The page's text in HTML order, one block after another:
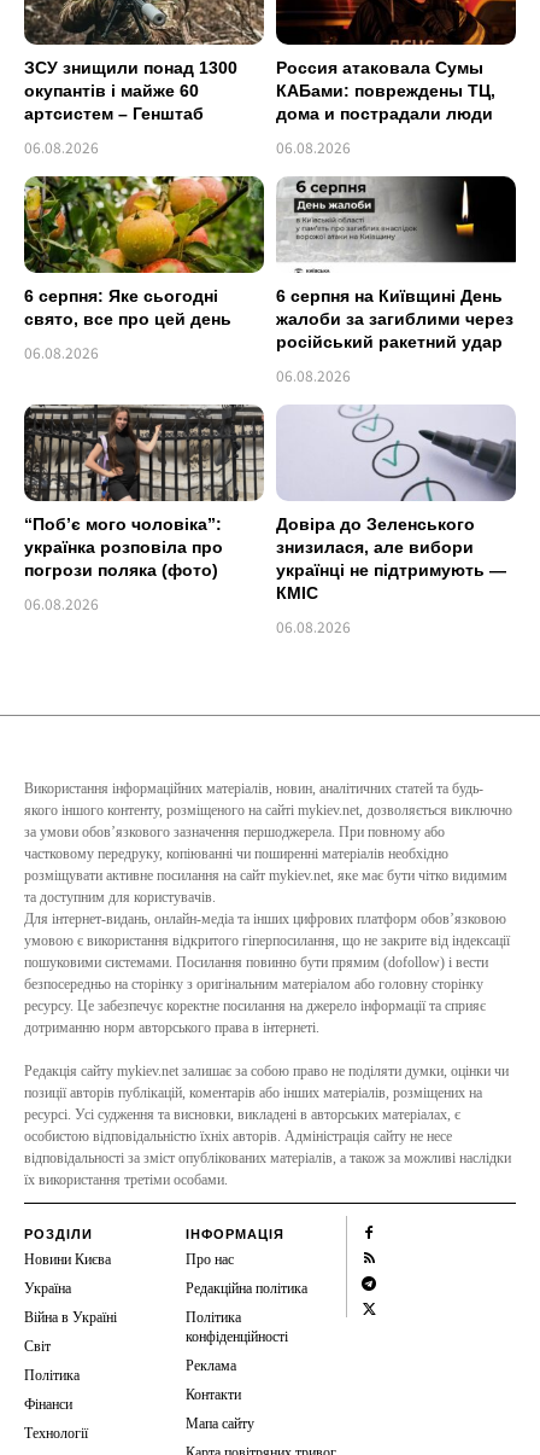
ЗСУ знищили понад 1300
окупантів і майже 60
артсистем – Генштаб
06.08.2026
Россия атаковала Сумы
КАБами: повреждены ТЦ,
дома и пострадали люди
06.08.2026
6 серпня: Яке сьогодні
свято, все про цей день
06.08.2026
6 серпня на Київщині День
жалоби за загиблими через
російський ракетний удар
06.08.2026
“Побʼє мого чоловіка”:
українка розповіла про
погрози поляка (фото)
06.08.2026
Довіра до Зеленського
знизилася, але вибори
українці не підтримують —
КМІС
06.08.2026
Використання інформаційних матеріалів, новин, аналітичних статей та будь-
якого іншого контенту, розміщеного на сайті mykiev.net, дозволяється виключно
за умови обов’язкового зазначення першоджерела. При повному або
частковому передруку, копіюванні чи поширенні матеріалів необхідно
розміщувати активне посилання на сайт mykiev.net, яке має бути чітко видимим
та доступним для користувачів.
Для інтернет-видань, онлайн-медіа та інших цифрових платформ обов’язковою
умовою є використання відкритого гіперпосилання, що не закрите від індексації
пошуковими системами. Посилання повинно бути прямим (dofollow) і вести
безпосередньо на сторінку з оригінальним матеріалом або головну сторінку
ресурсу. Це забезпечує коректне посилання на джерело інформації та сприяє
дотриманню норм авторського права в інтернеті.
Редакція сайту mykiev.net залишає за собою право не поділяти думки, оцінки чи
позиції авторів публікацій, коментарів або інших матеріалів, розміщених на
ресурсі. Усі судження та висновки, викладені в авторських матеріалах, є
особистою відповідальністю їхніх авторів. Адміністрація сайту не несе
відповідальності за зміст опублікованих матеріалів, а також за можливі наслідки
їх використання третіми особами.
РОЗДІЛИ
Новини Києва
Україна
Війна в Україні
Світ
Політика
Фінанси
Технології
ІНФОРМАЦІЯ
Про нас
Редакційна політика
Політика
конфіденційності
Реклама
Контакти
Мапа сайту